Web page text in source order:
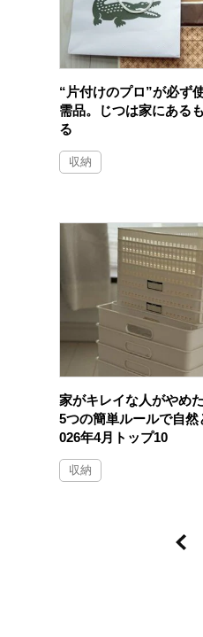
“片付けのプロ”が必ず
需品。じつは家にある
る
収納
家がキレイな人がやめ
5つの簡単ルールで自然
026年4月トップ10
収納